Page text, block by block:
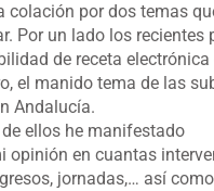
colación por dos temas
Por un lado los recientes
de receta electrónica
el manido tema de las
Andalucía.
ellos he manifestado
opinión en cuantas
jornadas,… así